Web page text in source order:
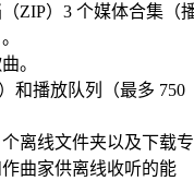
ZIP）3 个媒体合集（
。
和播放队列（最多 750
离线文件夹以及下载专
曲家供离线收听的能